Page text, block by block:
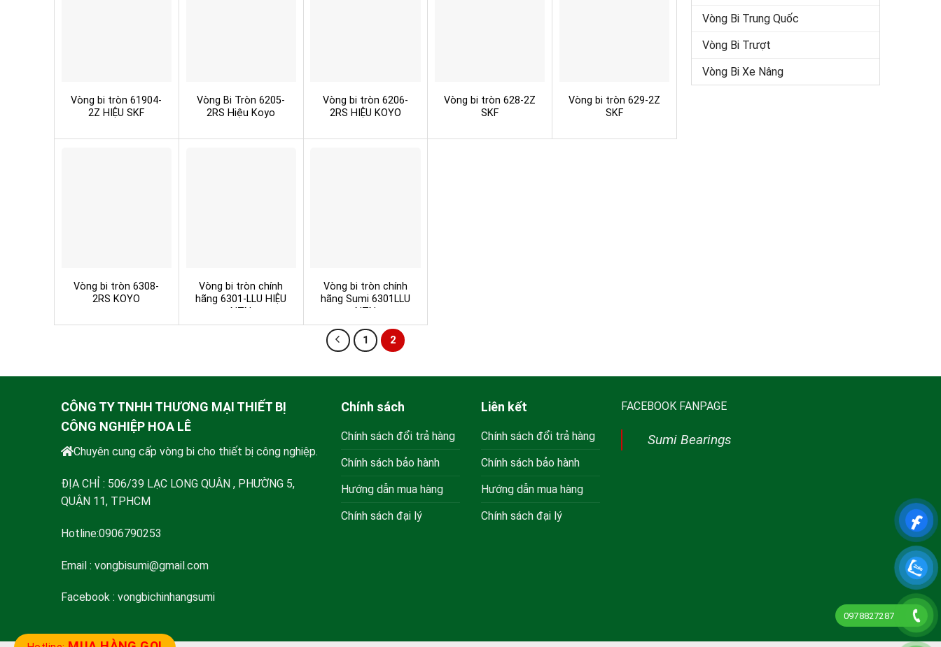
Vòng bi tròn 61904-
2Z HIỆU SKF
Vòng Bi Tròn 6205-
2RS Hiệu Koyo
Vòng bi tròn 6206-
2RS HIỆU KOYO
Vòng bi tròn 628-2Z
SKF
Vòng bi tròn 629-2Z
SKF
Vòng bi tròn 6308-
2RS KOYO
Vòng bi tròn chính
hãng 6301-LLU HIỆU
NTN
Vòng bi tròn chính
hãng Sumi 6301LLU
NTN
1 2
Vòng Bi Trung Quốc
Vòng Bi Trượt
Vòng Bi Xe Nâng
CÔNG TY TNHH THƯƠNG MẠI THIẾT BỊ
CÔNG NGHIỆP HOA LÊ
Chuyên cung cấp vòng bi cho thiết bị công nghiệp.
ĐỊA CHỈ : 506/39 LẠC LONG QUÂN , PHƯỜNG 5,
QUẬN 11, TPHCM
Hotline:0906790253
Email : vongbisumi@gmail.com
Facebook : vongbichinhangsumi
Chính sách
Chính sách đổi trả hàng
Chính sách bảo hành
Hướng dẫn mua hàng
Chính sách đại lý
Liên kết
Chính sách đổi trả hàng
Chính sách bảo hành
Hướng dẫn mua hàng
Chính sách đại lý
FACEBOOK FANPAGE
Sumi Bearings
0978827287